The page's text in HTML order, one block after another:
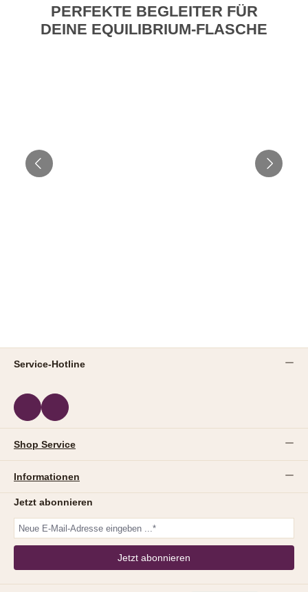
PERFEKTE BEGLEITER FÜR
DEINE EQUILIBRIUM-FLASCHE
Service-Hotline
Shop Service
Informationen
Jetzt abonnieren
Jetzt abonnieren